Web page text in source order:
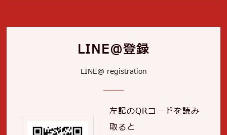
LINE＠登録
LINE@ registration
左記のQRコードを読み
取ると